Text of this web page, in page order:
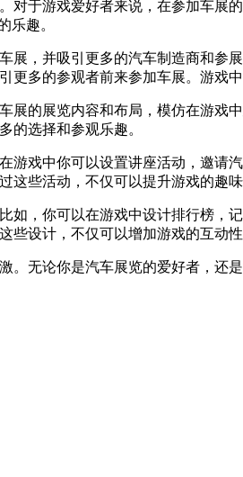
于游戏爱好者来说，在参加车展
乐趣。
，并吸引更多的汽车制造商和参
多的参观者前来参加车展。游戏
的展览内容和布局，模仿在游戏
的选择和参观乐趣。
戏中你可以设置讲座活动，邀请
些活动，不仅可以提升游戏的趣
，你可以在游戏中设计排行榜，
设计，不仅可以增加游戏的互动
无论你是汽车展览的爱好者，还